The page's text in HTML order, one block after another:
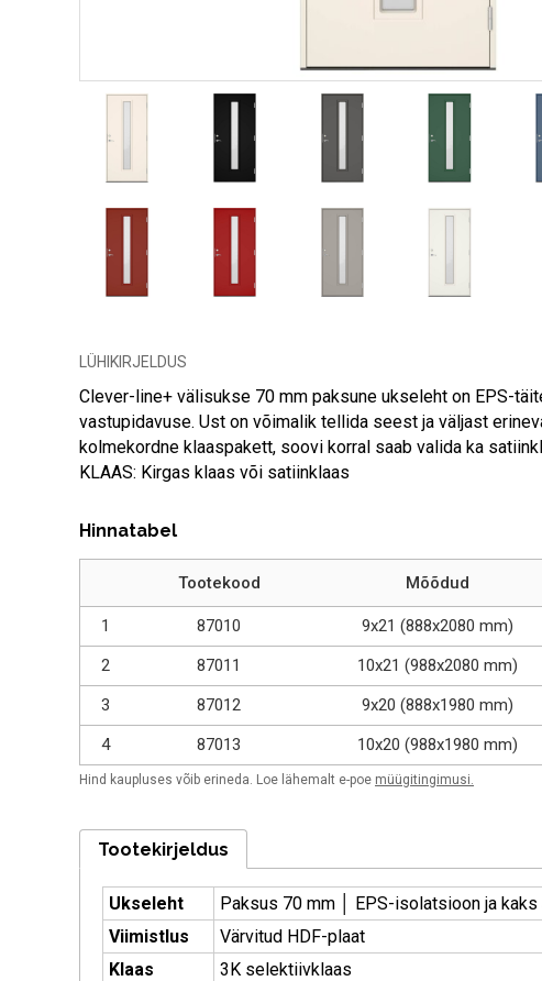
LÜHIKIRJELDUS
Clever-line+ välisukse 70 mm paksune ukseleht on EPS-
vastupidavuse. Ust on võimalik tellida seest ja väljast
kolmekordne klaaspakett, soovi korral saab valida ka
KLAAS: Kirgas klaas või satiinklaas
Hinnatabel
Tootekood Mõõdud
1 87010 9x21 (888x2080 mm)
2 87011 10x21 (988x2080 mm)
3 87012 9x20 (888x1980 mm)
4 87013 10x20 (988x1980 mm)
Hind kaupluses võib erineda. Loe lähemalt e-poe müügitingimusi.
Tootekirjeldus
Ukseleht
Paksus 70 mm │ EPS-isolatsioon ja
Viimistlus
Värvitud HDF-plaat
Klaas
3K selektiivklaas